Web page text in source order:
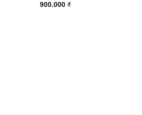
900.000 ₫